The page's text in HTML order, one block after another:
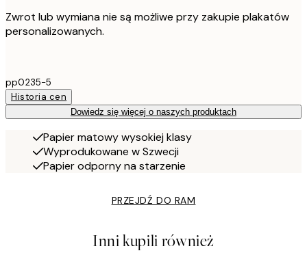
Zwrot lub wymiana nie są możliwe przy zakupie plakatów
personalizowanych.
pp0235-5
Historia cen
Dowiedz się więcej o naszych produktach
Papier matowy wysokiej klasy
Wyprodukowane w Szwecji
Papier odporny na starzenie
PRZEJDŹ DO RAM
Inni kupili również